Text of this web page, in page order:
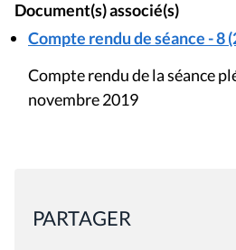
Document(s) associé(s)
Compte rendu de séance - 8
Compte rendu de la séance
novembre 2019
PARTAGER